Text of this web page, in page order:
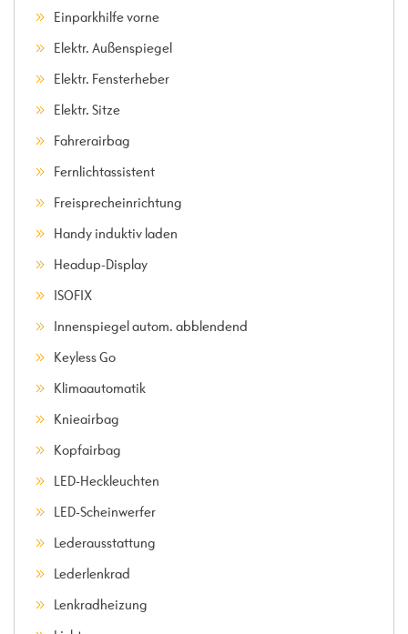
Einparkhilfe vorne
Elektr. Außenspiegel
Elektr. Fensterheber
Elektr. Sitze
Fahrerairbag
Fernlichtassistent
Freisprecheinrichtung
Handy induktiv laden
Headup-Display
ISOFIX
Innenspiegel autom. abblendend
Keyless Go
Klimaautomatik
Knieairbag
Kopfairbag
LED-Heckleuchten
LED-Scheinwerfer
Lederausstattung
Lederlenkrad
Lenkradheizung